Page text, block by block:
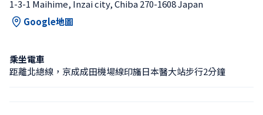
1-3-1 Maihime, Inzai city, Chiba 270-1608 Japan
Google地圖
乘坐電車
距離北總線，京成成田機場線印旛日本醫大站步行2分鐘